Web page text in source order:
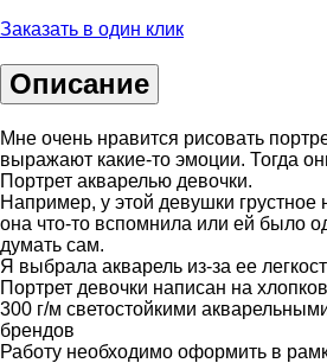
Заказать в один клик
Описание
Мне очень нравится рисовать
выражают какие-то эмоции. Тогда
Портрет акварелью девочки.
Например, у этой девушки
она что-то вспомнила или ей было
думать сам.
Я выбрала акварель из-за ее
Портрет девочки написан на
300 г/м светостойкими
брендов
Работу необходимо оформить в